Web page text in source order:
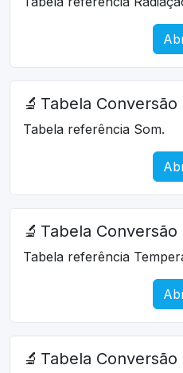
🔬 Tabela Conversão
Tabela referência Som.
🔬 Tabela
Tabela referência
🔬 Tabela Conversão